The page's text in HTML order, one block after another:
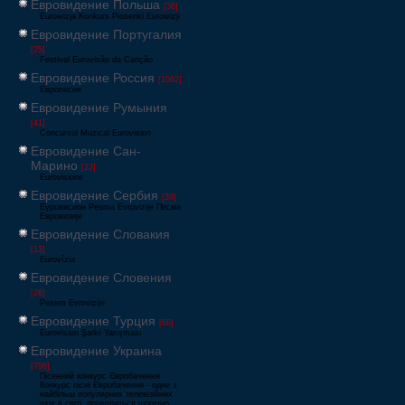
Евровидение Польша [36]
Eurowizja Konkurs Piosenki Eurowizji
Евровидение Португалия
[25]
Festival Eurovisão da Canção
Евровидение Россия [1062]
Европесня
Евровидение Румыния
[41]
Concursul Muzical Eurovision
Евровидение Сан-
Марино [23]
Eurovisione
Евровидение Сербия [39]
Еуровисион Pesma Evrovizije Песма
Евровизије
Евровидение Словакия
[13]
Eurovízia
Евровидение Словения
[26]
Pesem Evrovizije
Евровидение Турция [66]
Eurovision Şarkı Yarışması
Евровидение Украина
[796]
Пісенний конкурс Євробачення
Конкурс пісні Євробачення - одне з
найбільш популярних телевізійних
шоу в світі, проводиться щорічно,